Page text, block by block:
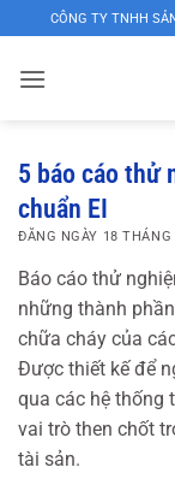
qua
nội
CÔNG TY TNHH
5 báo cáo thử
chuẩn EI
ĐĂNG NGÀY 18 THÁNG
Báo cáo thử
những thành
chữa cháy của
Được thiết kế để
qua các hệ thống
vai trò then chốt
tài sản.